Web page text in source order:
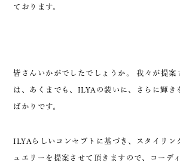
ております。
皆さんいかがでしたでしょうか。 我々が提案
は、あくまでも、ILYAの装いに、さらに輝き
ばかりです。
ILYAらしいコンセプトに基づき、スタイリン
ュエリーを提案させて頂きますので、コーデ